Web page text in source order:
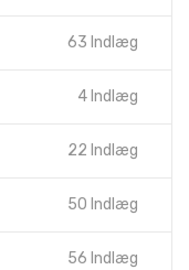
63 Indlæg
4 Indlæg
22 Indlæg
50 Indlæg
56 Indlæg